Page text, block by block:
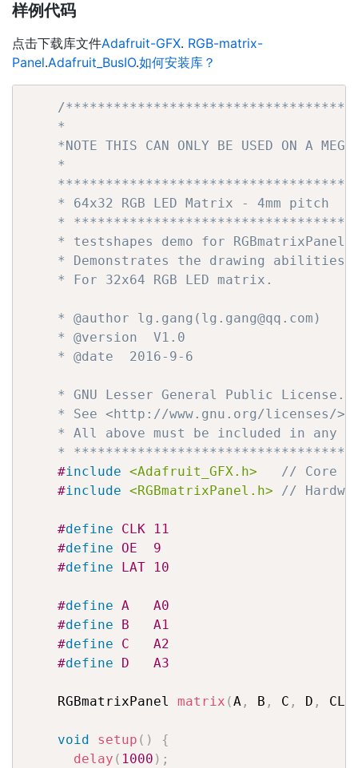
样例代码
点击下载库文件Adafruit-GFX. RGB-matrix-
Panel.Adafruit_BusIO.如何安装库？
/
    *
*NOTE THIS CAN ONLY BE USED ON A
    *
    * 64x32 RGB LED Matrix - 4mm pitch
*
* testshapes demo for RGBmatrixPanel
* Demonstrates the drawing abilities
    * For 32x64 RGB LED matrix.
    * @author lg.gang(lg.gang@qq.com)
    * @version  V1.0
    * @date  2016-9-6
    * GNU Lesser General Public License.
* See <http://www.gnu.org/licenses/>
* All above must be included in any
*
#include <Adafruit_GFX.h>
// Core
#include <RGBmatrixPanel.h> //
#define CLK 11
#define OE  9
#define LAT 10
#define A   A0
#define B   A1
#define C   A2
#define D   A3
    RGBmatrixPanel
matrix (A , B , C , D , CLK
void setup ( )
{
delay ( 1000 ) ;